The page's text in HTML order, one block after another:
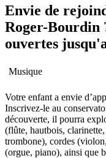
Envie de
Roger-Bourdin
ouvertes
Musique
Votre enfant a envie
Inscrivez-le au
découverte, il pourra
(flûte, hautbois,
trombone), cordes
(orgue, piano), ainsi que